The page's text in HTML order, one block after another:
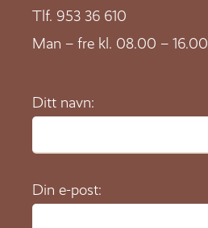
Tlf. 953 36 610
Man – fre kl. 08.00 – 16.00
Ditt navn:
Din e-post: